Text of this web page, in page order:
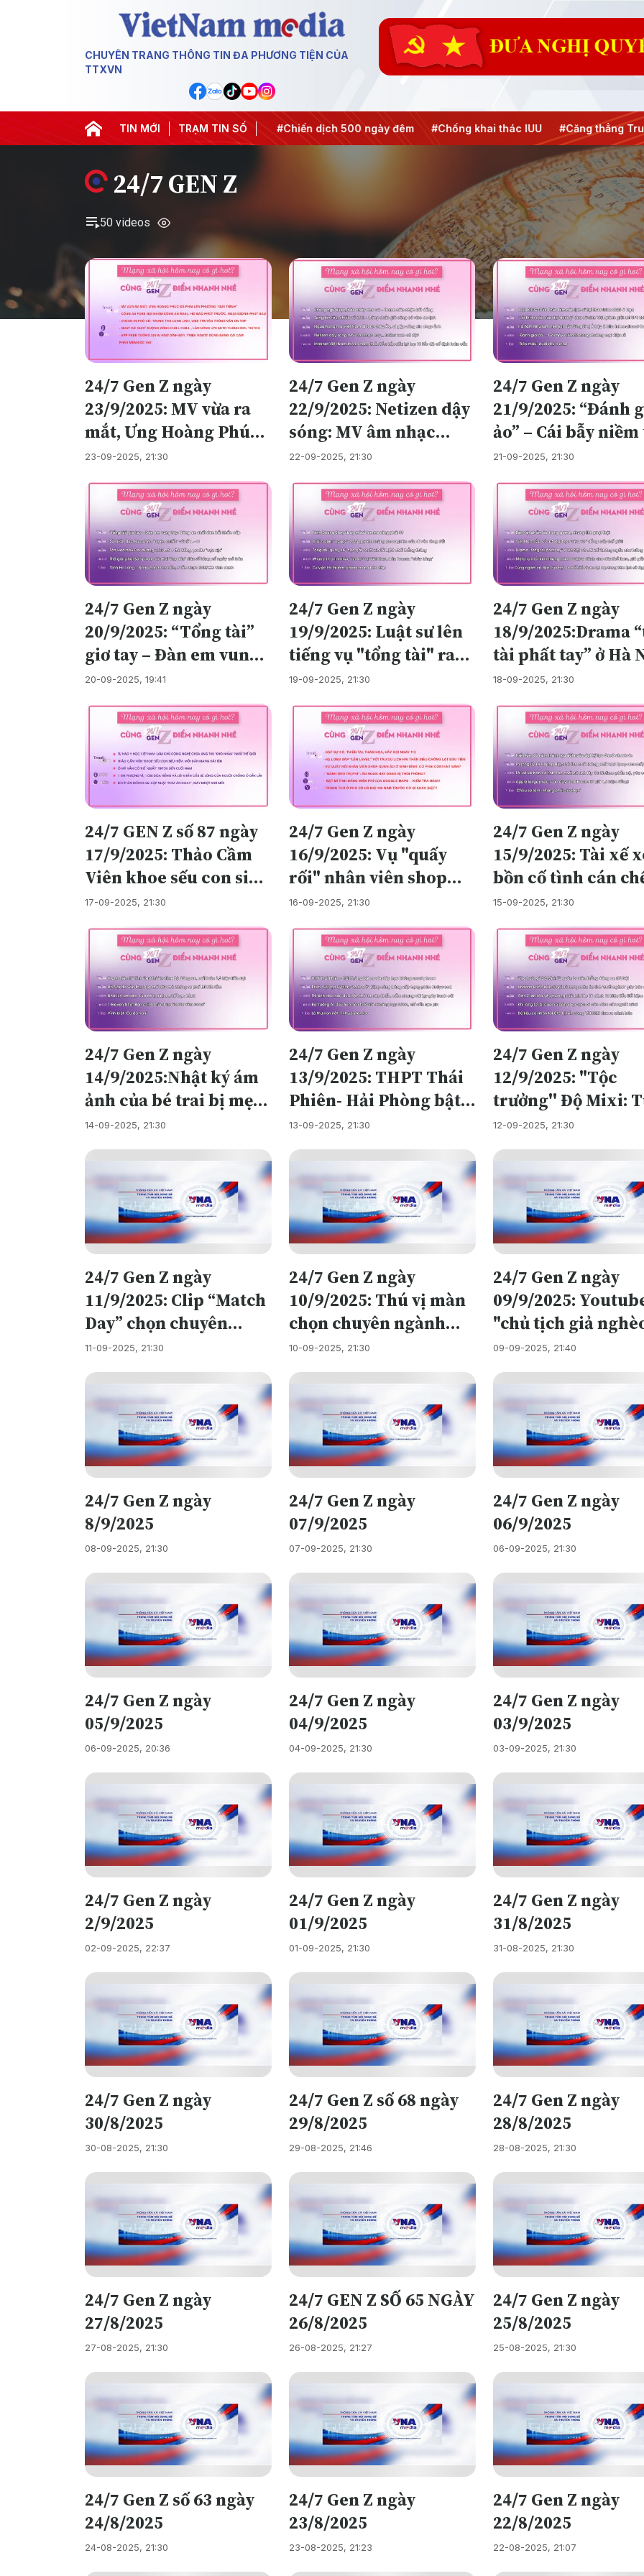
CHUYÊN TRANG THÔNG TIN ĐA PHƯƠNG TIỆN CỦA
TTXVN
TIN MỚI TRẠM TIN SỐ
#Đưa Nghị quyết thành hành động #Chiến dịch 500 ngày đêm #Chống khai thác IUU #Căng thẳng
24/7 GEN Z
50 videos
24/7 Gen Z ngày
23/9/2025: MV vừa ra
mắt, Ưng Hoàng Phúc
đã phải lên phường
“giải trình”
23-09-2025, 21:30
24/7 Gen Z ngày
22/9/2025: Netizen dậy
sóng: MV âm nhạc
hay… trailer web cá
độ?
22-09-2025, 21:30
24/7 Gen Z ngày
21/9/2025: “Đánh
ảo” – Cái bẫy
trong thương mại
tử
21-09-2025, 21:30
24/7 Gen Z ngày
20/9/2025: “Tổng tài”
giơ tay – Đàn em vung
tay: Công an chốt đơn
bắt khẩn cấp
20-09-2025, 19:41
24/7 Gen Z ngày
19/9/2025: Luật sư lên
tiếng vụ "tổng tài" ra
hiệu lệnh đánh nhân
viên quán cà phê
19-09-2025, 21:30
24/7 Gen Z ngày
18/9/2025:Drama
tài phất tay” ở Hà
hút thuốc trong
café và cái kết
ngầu như tưởng
18-09-2025, 21:30
24/7 GEN Z số 87 ngày
17/9/2025: Thảo Cầm
Viên khoe sếu con siêu
hiếm, mời dân mạng
đặt tên
17-09-2025, 21:30
24/7 Gen Z ngày
16/9/2025: Vụ "quấy
rối" nhân viên shop
quần áo ở Ninh Bình -
có phải content bẩn?
16-09-2025, 21:30
24/7 Gen Z ngày
15/9/2025: Tài xế
bồn cố tình cán
sinh lớp 10: Netizen
phẫn nộ, yêu cầu
thật nghiêm
15-09-2025, 21:30
24/7 Gen Z ngày
14/9/2025:Nhật ký ám
ảnh của bé trai bị mẹ
kế bạo hành
14-09-2025, 21:30
24/7 Gen Z ngày
13/9/2025: THPT Thái
Phiên- Hải Phòng bật
mode: Lớp học không
smart phone; Phim
Việt lập kỳ tích: “Mưa
Đỏ” đứng cùng bảng
xếp hạng phim
Hollywood; Thí sinh
Hoa hậu đưa bàn thờ
lên sân khấu, cầm
nhang vái lạy gây tranh
cãi...
13-09-2025, 21:30
24/7 Gen Z ngày
12/9/2025: "Tộc
trưởng'' Độ Mixi:
quán bar lên thẳng
Công an Hà Nội;
Khoảnh khắc bác sĩ
nội trú trong màu
lính ‘chốt ngành’
bão mạng; Khi
bị đáp trả bằng bạo
lực: Ai còn dám cứu
người nữa?....
12-09-2025, 21:30
24/7 Gen Z ngày
11/9/2025: Clip “Match
Day” chọn chuyên
ngành bác sĩ nội trú
của Trường ĐH Y Hà
Nội, Hiệu trưởng nhắn
nhủ, Gen Z nghe mà
thấm
11-09-2025, 21:30
24/7 Gen Z ngày
10/9/2025: Thú vị màn
chọn chuyên ngành
Bác sĩ nội trú - “Đặc
sản” của Y Hà Nội
10-09-2025, 21:30
24/7 Gen Z ngày
09/9/2025:
"chủ tịch giả
bay màu vì trốn
netizen dậy sóng
09-09-2025, 21:40
24/7 Gen Z ngày
8/9/2025
08-09-2025, 21:30
24/7 Gen Z ngày
07/9/2025
07-09-2025, 21:30
24/7 Gen Z ngày
06/9/2025
06-09-2025, 21:30
24/7 Gen Z ngày
05/9/2025
06-09-2025, 20:36
24/7 Gen Z ngày
04/9/2025
04-09-2025, 21:30
24/7 Gen Z ngày
03/9/2025
03-09-2025, 21:30
24/7 Gen Z ngày
2/9/2025
02-09-2025, 22:37
24/7 Gen Z ngày
01/9/2025
01-09-2025, 21:30
24/7 Gen Z ngày
31/8/2025
31-08-2025, 21:30
24/7 Gen Z ngày
30/8/2025
30-08-2025, 21:30
24/7 Gen Z số 68 ngày
29/8/2025
29-08-2025, 21:46
24/7 Gen Z ngày
28/8/2025
28-08-2025, 21:30
24/7 Gen Z ngày
27/8/2025
27-08-2025, 21:30
24/7 GEN Z SỐ 65 NGÀY
26/8/2025
26-08-2025, 21:27
24/7 Gen Z ngày
25/8/2025
25-08-2025, 21:30
24/7 Gen Z số 63 ngày
24/8/2025
24-08-2025, 21:30
24/7 Gen Z ngày
23/8/2025
23-08-2025, 21:23
24/7 Gen Z ngày
22/8/2025
22-08-2025, 21:07